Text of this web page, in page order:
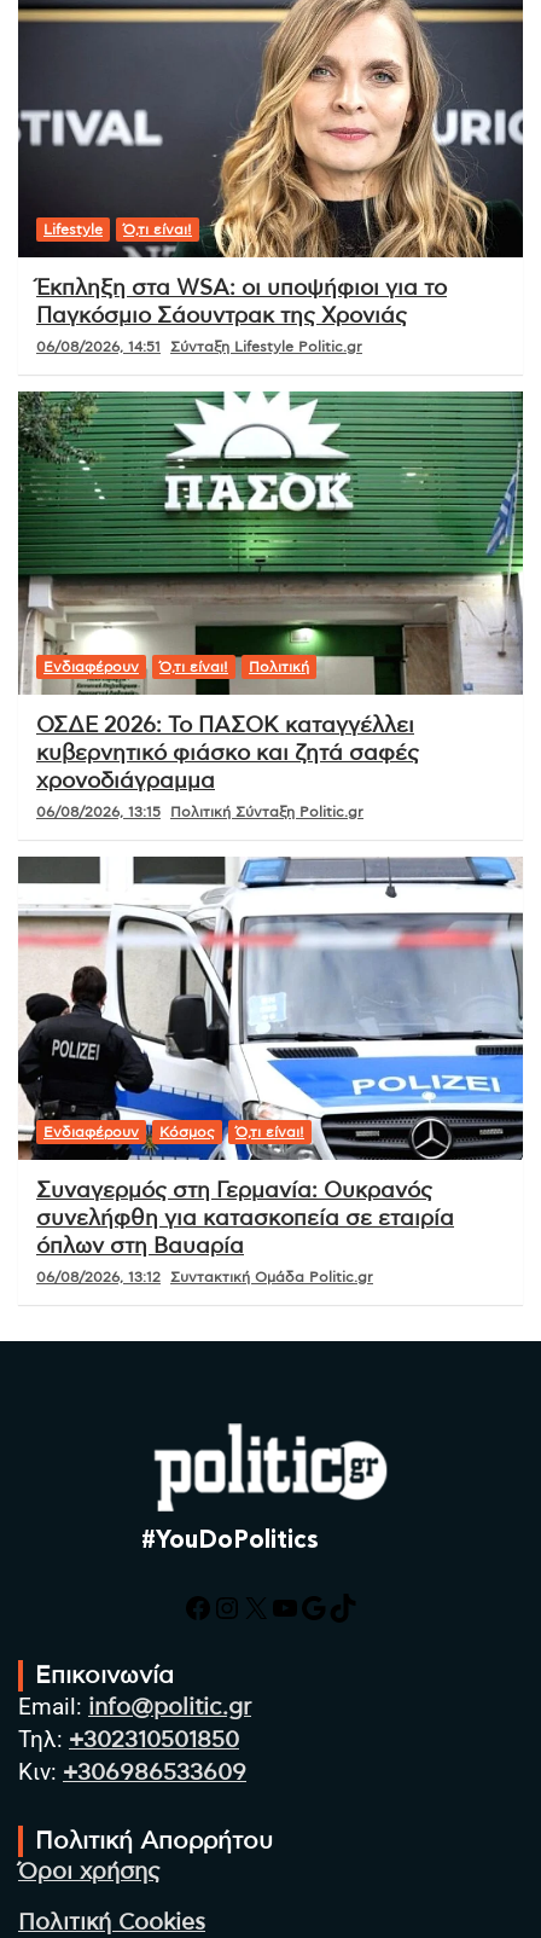
Lifestyle Ό,τι είναι!
Έκπληξη στα WSA: οι υποψήφιοι για το
Παγκόσμιο Σάουντρακ της Χρονιάς
06/08/2026, 14:51 Σύνταξη Lifestyle Politic.gr
Ενδιαφέρουν Ό,τι είναι! Πολιτική
ΟΣΔΕ 2026: Το ΠΑΣΟΚ καταγγέλλει
κυβερνητικό φιάσκο και ζητά σαφές
χρονοδιάγραμμα
06/08/2026, 13:15 Πολιτική Σύνταξη Politic.gr
Ενδιαφέρουν Κόσμος Ό,τι είναι!
Συναγερμός στη Γερμανία: Ουκρανός
συνελήφθη για κατασκοπεία σε εταιρία
όπλων στη Βαυαρία
06/08/2026, 13:12 Συντακτική Ομάδα Politic.gr
#YouDoPolitics
Facebook
Instagram
X YouTube
Google
TikTok
Επικοινωνία
Email: info@politic.gr
Τηλ: +302310501850
Κιν: +306986533609
Πολιτική Απορρήτου
Όροι χρήσης
Πολιτική Cookies